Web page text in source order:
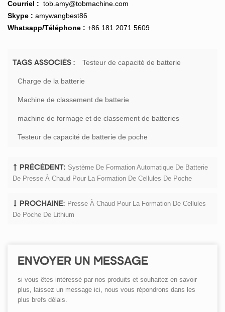
Courriel : tob.amy@tobmachine.com
Skype : amywangbest86
Whatsapp/Téléphone : +86 181 2071 5609
TAGS ASSOCIÉS : Testeur de capacité de batterie
Charge de la batterie
Machine de classement de batterie
machine de formage et de classement de batteries
Testeur de capacité de batterie de poche
PRÉCÉDENT: Système De Formation Automatique De Batterie
De Presse À Chaud Pour La Formation De Cellules De Poche
PROCHAINE: Presse À Chaud Pour La Formation De Cellules
De Poche De Lithium
ENVOYER UN MESSAGE
si vous êtes intéressé par nos produits et souhaitez en savoir
plus, laissez un message ici, nous vous répondrons dans les
plus brefs délais.